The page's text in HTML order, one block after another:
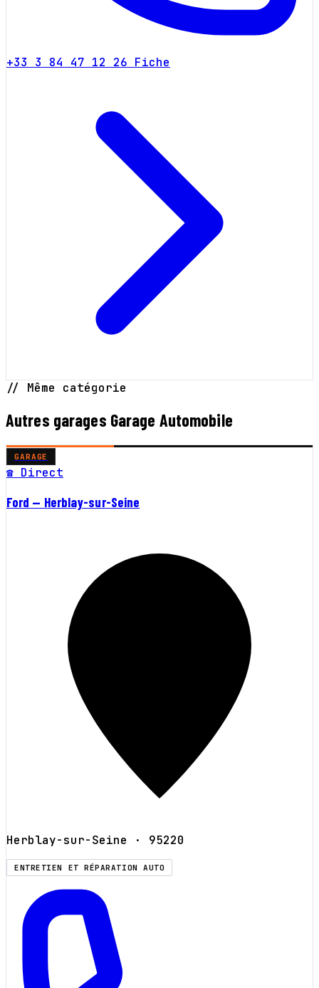
+33 3 84 47 12 26 Fiche
// Même catégorie
Autres garages Garage Automobile
GARAGE
☎ Direct
Ford — Herblay-sur-Seine
Herblay-sur-Seine · 95220
ENTRETIEN ET RÉPARATION AUTO